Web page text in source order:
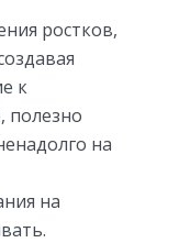
ростков,
к
полезно
на
на